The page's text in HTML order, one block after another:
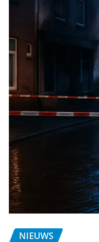
NIEUWS